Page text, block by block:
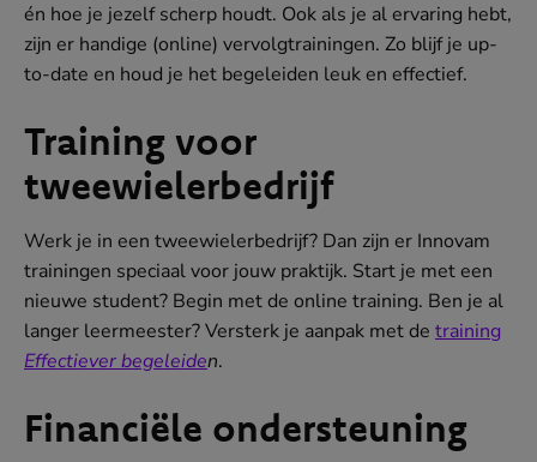
én hoe je jezelf scherp houdt. Ook als je al ervaring hebt,
zijn er handige (online) vervolgtrainingen. Zo blijf je up-
to-date en houd je het begeleiden leuk en effectief.
Training voor
tweewielerbedrijf
Werk je in een tweewielerbedrijf? Dan zijn er Innovam
trainingen speciaal voor jouw praktijk. Start je met een
nieuwe student? Begin met de online training. Ben je al
langer leermeester? Versterk je aanpak met de training
Effectiever begeleiden.
Financiële ondersteuning